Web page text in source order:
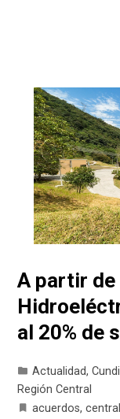
A partir de
al 20% de
Actualidad,
Región Central
acuerdos,